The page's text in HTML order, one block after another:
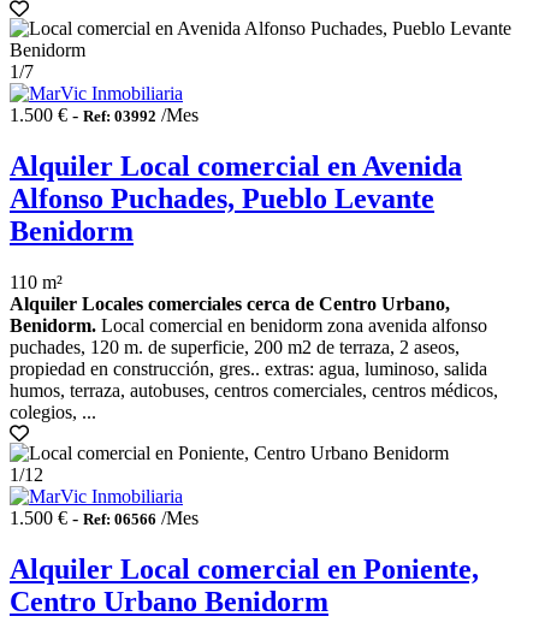
1/7
1.500 € - Ref: 03992 /Mes
Alquiler Local comercial en Avenida
Alfonso Puchades, Pueblo Levante
Benidorm
110 m²
Alquiler Locales comerciales cerca de Centro Urbano,
Benidorm. Local comercial en benidorm zona avenida alfonso
puchades, 120 m. de superficie, 200 m2 de terraza, 2 aseos,
propiedad en construcción, gres.. extras: agua, luminoso, salida
humos, terraza, autobuses, centros comerciales, centros médicos,
colegios, ...
1/12
1.500 € - Ref: 06566 /Mes
Alquiler Local comercial en Poniente,
Centro Urbano Benidorm